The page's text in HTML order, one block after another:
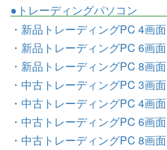
●トレーディングパソコン
・新品トレーディングPC 4画面
・新品トレーディングPC 6画面
・新品トレーディングPC 8画面
・中古トレーディングPC 3画面
・中古トレーディングPC 4画面
・中古トレーディングPC 6画面
・中古トレーディングPC 8画面